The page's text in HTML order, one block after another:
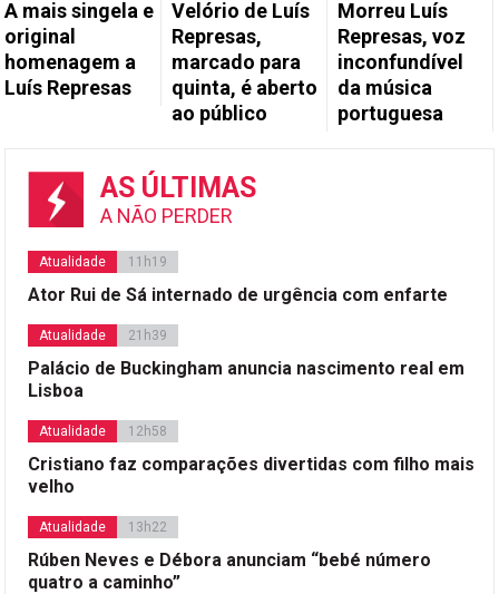
A mais singela e
original
homenagem a
Luís Represas
Velório de Luís
Represas,
marcado para
quinta, é aberto
ao público
Morreu Luís
Represas, voz
inconfundível
da música
portuguesa
AS ÚLTIMAS
A NÃO PERDER
Atualidade 11h19
Ator Rui de Sá internado de urgência com enfarte
Atualidade 21h39
Palácio de Buckingham anuncia nascimento real em
Lisboa
Atualidade 12h58
Cristiano faz comparações divertidas com filho mais
velho
Atualidade 13h22
Rúben Neves e Débora anunciam “bebé número
quatro a caminho”